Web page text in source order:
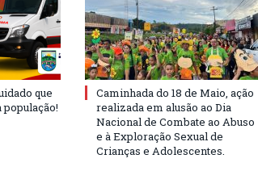
que
Caminhada do 18 de Maio, ação
realizada em alusão ao Dia
Nacional de Combate ao Abuso
e à Exploração Sexual de
Crianças e Adolescentes.